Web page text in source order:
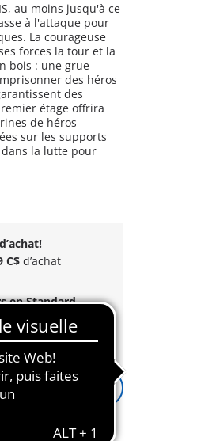
au moins jusqu'à ce
à l'attaque pour
La courageuse
forces la tour et la
bois : une grue
des héros
des
étage offrira
de héros
sur les supports
la lutte pour
C$d’achat
en Standard
activée